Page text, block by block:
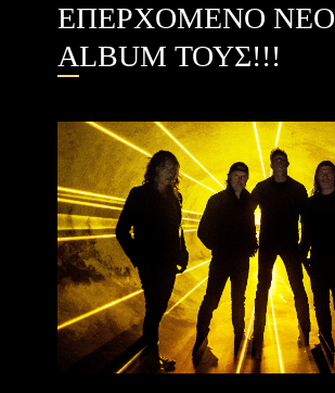
ΕΠΕΡΧΟΜΕΝΟ ΝΕΟ
ALBUM ΤΟΥΣ!!!